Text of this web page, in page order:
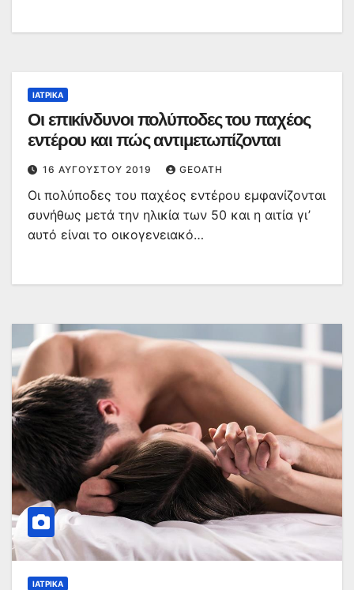
ΙΑΤΡΙΚΆ
Οι επικίνδυνοι πολύποδες του παχέος
εντέρου και πώς αντιμετωπίζονται
16 ΑΥΓΟΎΣΤΟΥ 2019 GEOATH
Οι πολύποδες του παχέος εντέρου εμφανίζονται
συνήθως μετά την ηλικία των 50 και η αιτία γι’
αυτό είναι το οικογενειακό…
ΙΑΤΡΙΚΆ